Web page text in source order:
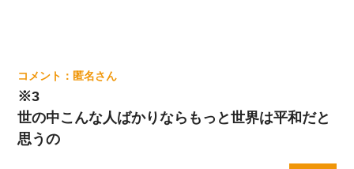
匿名
※3
世の中こんな人ばかりならもっと世界は平和だと
思うの